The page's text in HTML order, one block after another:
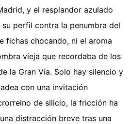
y el resplandor azulado
perfil contra la penumbra del
fichas chocando, ni el aroma
vieja que recordaba de los
la Gran Vía. Solo hay silencio y
con una invitación
de silicio, la fricción ha
distracción breve tras una